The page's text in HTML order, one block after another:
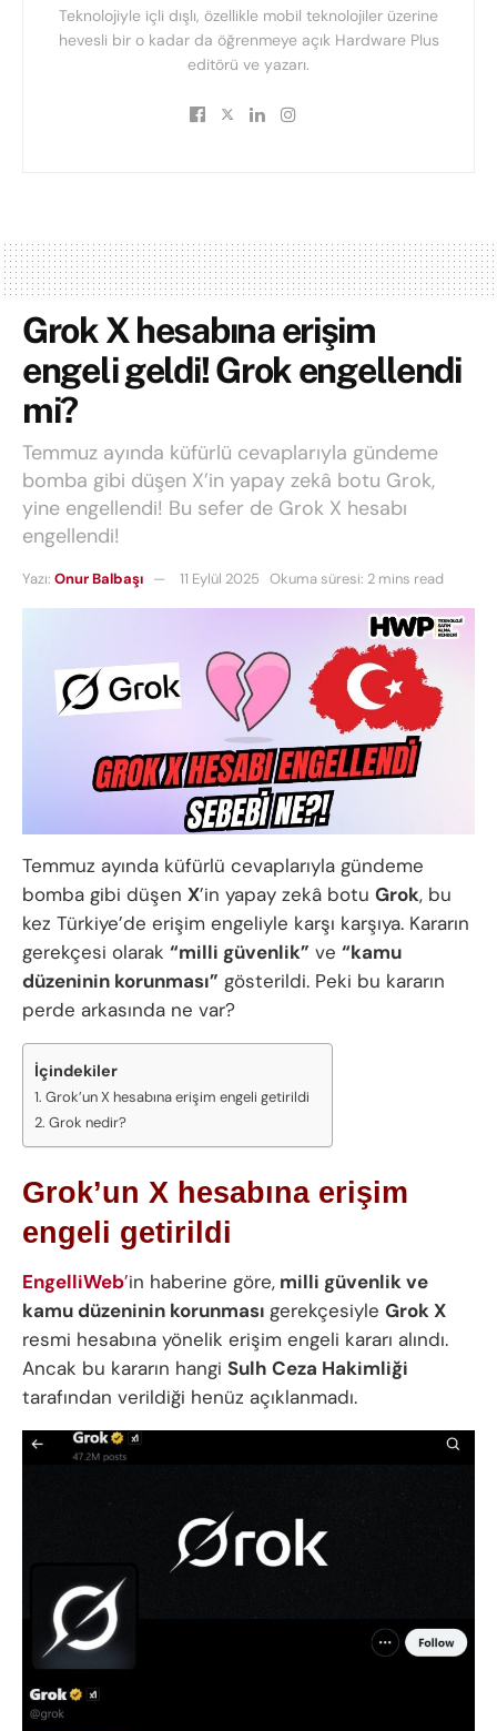
Teknolojiyle içli dışlı, özellikle mobil teknolojiler üzerine
hevesli bir o kadar da öğrenmeye açık Hardware Plus
editörü ve yazarı.
Grok X hesabına erişim
engeli geldi! Grok engellendi
mi?
Temmuz ayında küfürlü cevaplarıyla gündeme
bomba gibi düşen X’in yapay zekâ botu Grok,
yine engellendi! Bu sefer de Grok X hesabı
engellendi!
Yazı: Onur Balbaşı 11 Eylül 2025 Okuma süresi: 2 mins read
Temmuz ayında küfürlü cevaplarıyla gündeme
bomba gibi düşen X’in yapay zekâ botu Grok, bu
kez Türkiye’de erişim engeliyle karşı karşıya. Kararın
gerekçesi olarak “milli güvenlik” ve “kamu
düzeninin korunması” gösterildi. Peki bu kararın
perde arkasında ne var?
İçindekiler
Grok’un X hesabına erişim engeli getirildi
Grok nedir?
Grok’un X hesabına erişim
engeli getirildi
EngelliWeb’in haberine göre, milli güvenlik ve
kamu düzeninin korunması gerekçesiyle Grok X
resmi hesabına yönelik erişim engeli kararı alındı.
Ancak bu kararın hangi Sulh Ceza Hakimliği
tarafından verildiği henüz açıklanmadı.